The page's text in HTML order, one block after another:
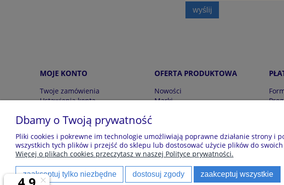
wyślij
MOJE KONTO
Twoje zamówienia
Ustawienia konta
OFERTA PRODUKTOWA
Nowości
Marki
Sklep z piżamami Kraina Piżam | Plac Zwycięstwa 7, 28-100 Busko-
Polecane kategorie
Dbamy o Twoją prywatność
Pliki cookies i pokrewne im technologie umożliwiają poprawne działanie strony i
wszystkich tych plików i przejść do sklepu lub dostosować użycie plików do
Więcej o plikach cookies przeczytasz w naszej Polityce prywatności.
zaakceptuj tylko niezbędne dostosuj zgody zaakceptuj wszystkie